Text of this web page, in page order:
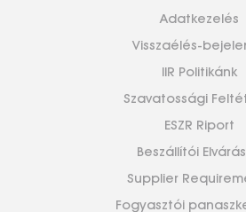
Adatkezelés
Visszaélés-
IIR Politikánk
Szavatossági
ESZR Riport
Beszállítói
Supplier
Fogyasztói